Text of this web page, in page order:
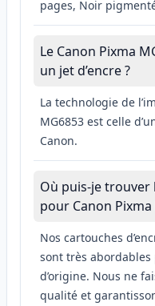
pages, Noir
Le Canon Pixma
un jet d’encre ?
La technologie de
MG6853 est celle
Canon.
Où puis-je trouver
pour Canon Pixma
Nos cartouches
sont très
d’origine. Nous ne
qualité et